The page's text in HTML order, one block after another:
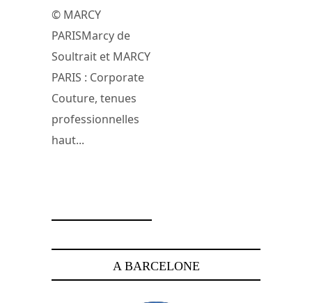
© MARCY
PARISMarcy de
Soultrait et MARCY
PARIS : Corporate
Couture, tenues
professionnelles
haut...
A BARCELONE